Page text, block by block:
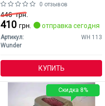
0 отзывов
446грн.
410 грн. отправка сегодня
Артикул:
WH 113
Wunder
КУПИТЬ
Скидка 8%